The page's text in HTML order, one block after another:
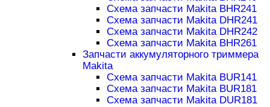
Схема запчасти Makita BHR241
Схема запчасти Makita DHR241
Схема запчасти Makita DHR242
Схема запчасти Makita BHR261
Запчасти аккумуляторного триммера
Makita
Схема запчасти Makita BUR141
Схема запчасти Makita BUR181
Схема запчасти Makita DUR181